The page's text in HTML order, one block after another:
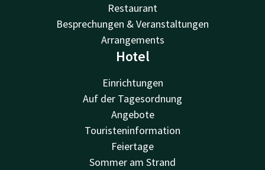
Restaurant
Besprechungen & Veranstaltungen
Arrangements
Hotel
Einrichtungen
Auf der Tagesordnung
Angebote
Touristeninformation
Feiertage
Sommer am Strand